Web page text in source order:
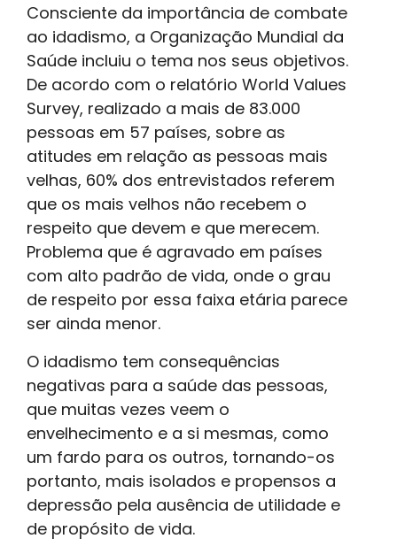
Consciente da importância de combate
ao idadismo, a Organização Mundial da
Saúde incluiu o tema nos seus objetivos.
De acordo com o relatório World Values
​​Survey, realizado a mais de 83.000
pessoas em 57 países, sobre as
atitudes em relação as pessoas mais
velhas, 60% dos entrevistados referem
que os mais velhos não recebem o
respeito que devem e que merecem.
Problema que é agravado em países
com alto padrão de vida, onde o grau
de respeito por essa faixa etária parece
ser ainda menor.
O idadismo tem consequências
negativas para a saúde das pessoas,
que muitas vezes veem o
envelhecimento e a si mesmas, como
um fardo para os outros, tornando-os
portanto, mais isolados e propensos a
depressão pela ausência de utilidade e
de propósito de vida.